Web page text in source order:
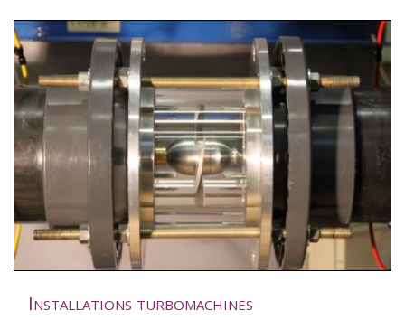
Installations turbomachines